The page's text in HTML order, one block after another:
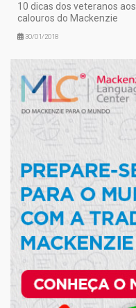
10 dicas dos veteranos aos
calouros do Mackenzie
30/01/2018